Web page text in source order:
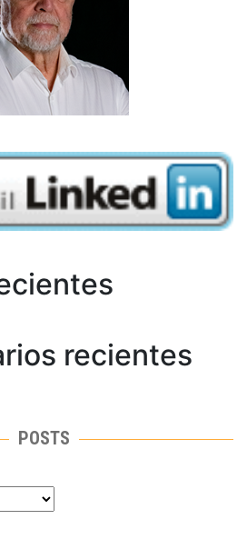
recientes
POSTS